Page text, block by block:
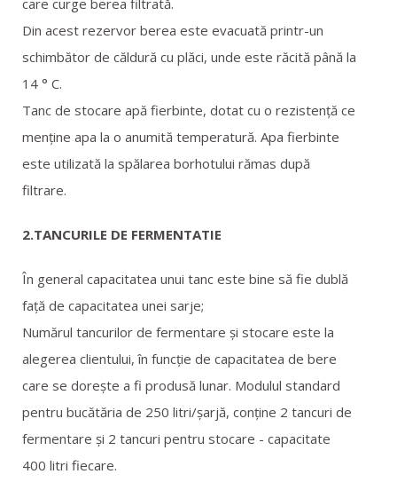
care curge berea filtrată.
Din acest rezervor berea este evacuată printr-un
schimbător de căldură cu plăci, unde este răcită până la
14 ° C.
Tanc de stocare apă fierbinte, dotat cu o rezistență ce
menține apa la o anumită temperatură. Apa fierbinte
este utilizată la spălarea borhotului rămas după
filtrare.
2.TANCURILE DE FERMENTATIE
În general capacitatea unui tanc este bine să fie dublă
față de capacitatea unei sarje;
Numărul tancurilor de fermentare și stocare este la
alegerea clientului, în funcție de capacitatea de bere
care se dorește a fi produsă lunar. Modulul standard
pentru bucătăria de 250 litri/șarjă, conține 2 tancuri de
fermentare și 2 tancuri pentru stocare - capacitate
400 litri fiecare.